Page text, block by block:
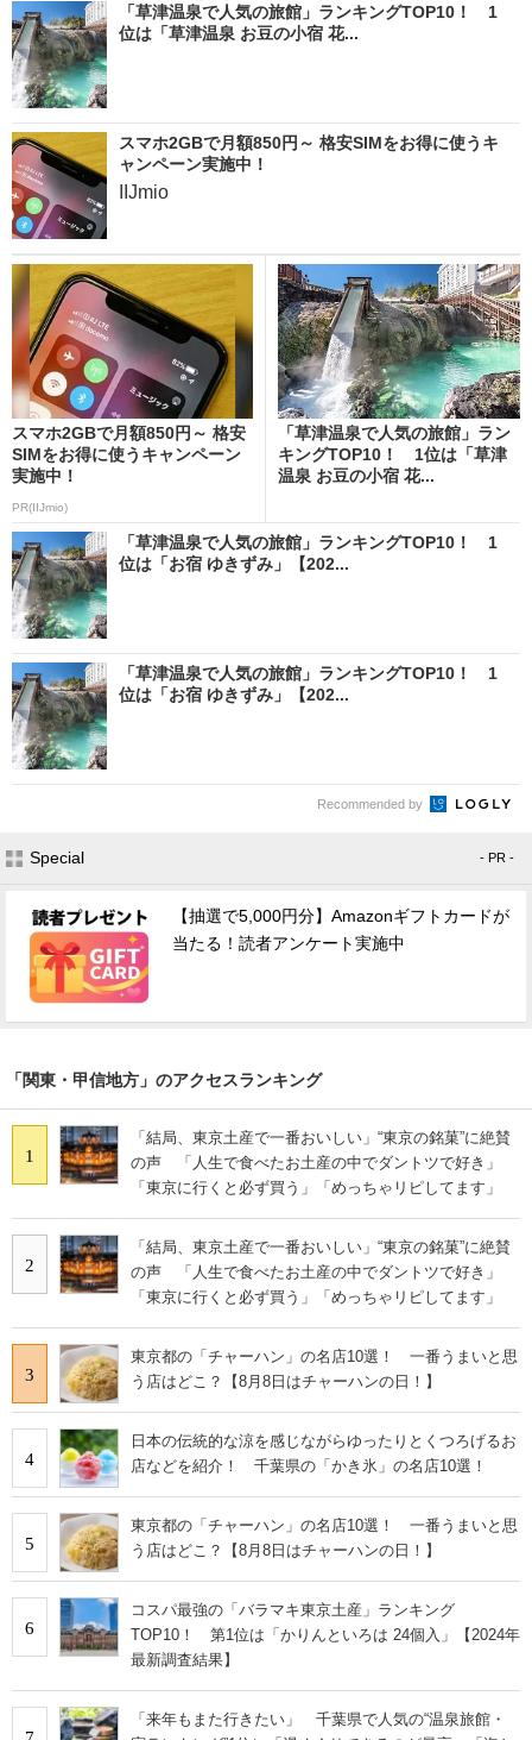
「草津温泉で人気の旅館」ランキングTOP10！ 1
位は「草津温泉 お豆の小宿 花...
スマホ2GBで月額850円～ 格安SIMをお得に使うキ
ャンペーン実施中！
IIJmio
スマホ2GBで月額850円～ 格安
SIMをお得に使うキャンペーン
実施中！
PR(IIJmio)
「草津温泉で人気の旅館」ラン
キングTOP10！ 1位は「草津
温泉 お豆の小宿 花...
「草津温泉で人気の旅館」ランキングTOP10！ 1
位は「お宿 ゆきずみ」【202...
「草津温泉で人気の旅館」ランキングTOP10！ 1
位は「お宿 ゆきずみ」【202...
Recommended by
Special - PR -
【抽選で5,000円分】Amazonギフトカードが
当たる！読者アンケート実施中
「関東・甲信地方」のアクセスランキング
1
「結局、東京土産で一番おいしい」“東京の銘菓”に絶賛
の声 「人生で食べたお土産の中でダントツで好き」
「東京に行くと必ず買う」「めっちゃリピしてます」
2
「結局、東京土産で一番おいしい」“東京の銘菓”に絶賛
の声 「人生で食べたお土産の中でダントツで好き」
「東京に行くと必ず買う」「めっちゃリピしてます」
3
東京都の「チャーハン」の名店10選！ 一番うまいと思
う店はどこ？【8月8日はチャーハンの日！】
4
日本の伝統的な涼を感じながらゆったりとくつろげるお
店などを紹介！ 千葉県の「かき氷」の名店10選！
5
東京都の「チャーハン」の名店10選！ 一番うまいと思
う店はどこ？【8月8日はチャーハンの日！】
6
コスパ最強の「バラマキ東京土産」ランキング
TOP10！ 第1位は「かりんといろは 24個入」【2024年
最新調査結果】
「来年もまた行きたい」 千葉県で人気の“温泉旅館・